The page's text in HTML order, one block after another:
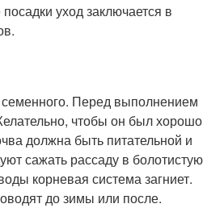
уход заключается в
Перед выполнением
чтобы он был хорошо
должна быть питательной и
сажать рассаду в болотистую
корневая система загниет.
до зимы или после.